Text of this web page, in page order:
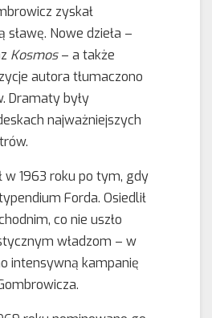
zyskał
Nowe dzieła –
Kosmos– a także
autora tłumaczono
Dramaty były
najważniejszych
w 1963 roku po tym, gdy
Forda. Osiedlił
co nie uszło
władzom – w
intensywną kampanię